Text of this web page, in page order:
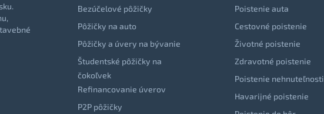
Bezúčelové pôžičky
Pôžičky na auto
Pôžičky a úvery na bývanie
Študentské pôžičky na
čokoľvek
Refinancovanie úverov
P2P pôžičky
Poistenie auta
Cestovné poistenie
Životné poistenie
Zdravotné poistenie
Poistenie nehnuteľnosti
Havarijné poistenie